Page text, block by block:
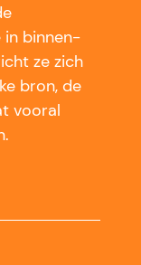
in binnen-
ze zich
bron, de
vooral